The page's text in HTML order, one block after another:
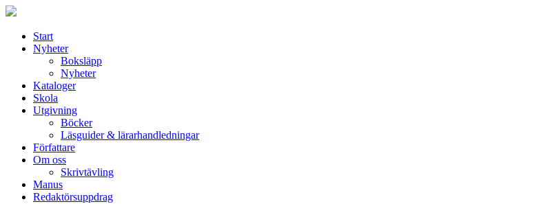
Start
Nyheter
Boksläpp
Nyheter
Kataloger
Skola
Utgivning
Böcker
Läsguider & lärarhandledningar
Författare
Om oss
Skrivtävling
Manus
Redaktörsuppdrag